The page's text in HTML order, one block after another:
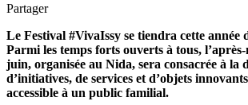
Partager
Le Festival #VivaIssy se tiendra cette année
Parmi les temps forts ouverts à tous,
juin, organisée au Nida, sera consacrée à la
d’initiatives, de services et d’objets
accessible à un public familial.